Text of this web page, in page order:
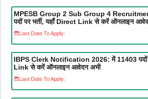
MPESB Group 2 Sub Group 4
पदों पर भर्ती, यहाँ Direct Link से करें ऑनलाइन
Last Date To Apply:
IBPS Clerk Notification 2026: में 11403 पदों
Link से करें ऑनलाइन आवेदन अभी
Last Date To Apply: